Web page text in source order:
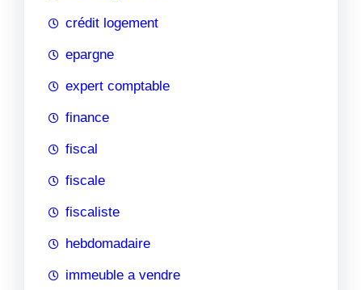
crédit logement
epargne
expert comptable
finance
fiscal
fiscale
fiscaliste
hebdomadaire
immeuble a vendre